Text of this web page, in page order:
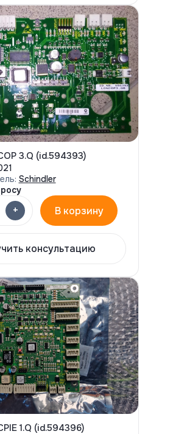
3.Q (id.594393)
Schindler
+ В корзину
консультацию
1.Q (id.594396)